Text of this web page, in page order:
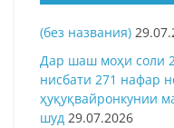
(без названия)
Дар шаш моҳи соли
нисбати 271 нафар
ҳуқуқвайронкунии
шуд 29.07.2026